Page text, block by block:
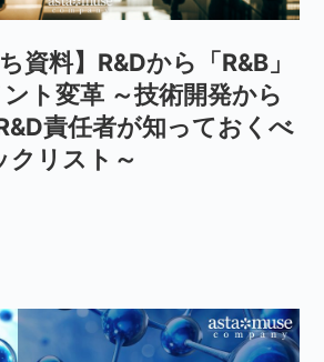
資料】R&Dから「R&B」
ト変革 ～技術開発から
責任者が知っておくべ
クリスト～